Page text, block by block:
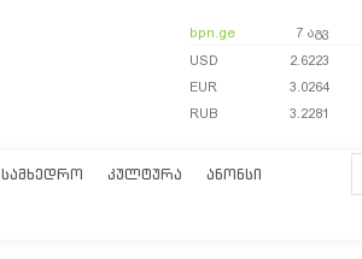
bpn.ge 7 აგვ
USD
2.6223
EUR
3.0264
RUB
3.2281
ᲡᲐᲛᲮᲔᲓᲠᲝ ᲙᲣᲚᲢᲣᲠᲐ ᲐᲜᲝᲜᲡᲘ